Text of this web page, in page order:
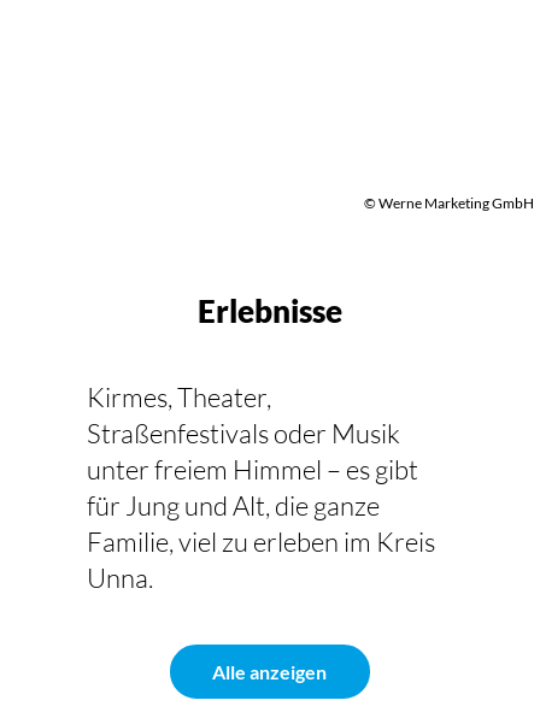
© Werne Marketing GmbH
Erlebnisse
Kirmes, Theater,
Straßenfestivals oder Musik
unter freiem Himmel – es gibt
für Jung und Alt, die ganze
Familie, viel zu erleben im Kreis
Unna.
Alle anzeigen